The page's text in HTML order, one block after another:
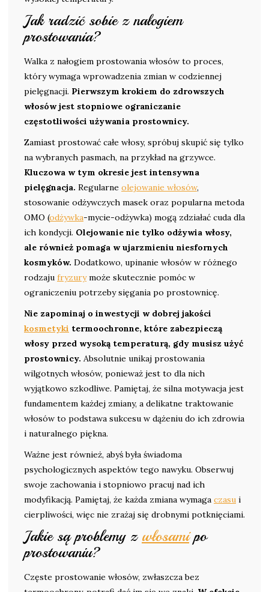
Jak radzić sobie z nałogiem
prostowania?
Walka z nałogiem prostowania włosów to proces,
który wymaga wprowadzenia zmian w codziennej
pielęgnacji. Pierwszym krokiem do zdrowszych
włosów jest stopniowe ograniczanie
częstotliwości używania prostownicy.
Zamiast prostować całe włosy, spróbuj skupić się tylko
na wybranych pasmach, na przykład na grzywce.
Kluczowa w tym okresie jest intensywna
pielęgnacja. Regularne olejowanie włosów,
stosowanie odżywczych masek oraz popularna metoda
OMO (odżywka-mycie-odżywka) mogą zdziałać cuda dla
ich kondycji. Olejowanie nie tylko odżywia włosy,
ale również pomaga w ujarzmieniu niesfornych
kosmyków. Dodatkowo, upinanie włosów w różnego
rodzaju fryzurymoże skutecznie pomóc w
ograniczeniu potrzeby sięgania po prostownicę.
Nie zapominaj o inwestycji w dobrej jakości
kosmetyki termoochronne, które zabezpieczą
włosy przed wysoką temperaturą, gdy musisz użyć
prostownicy. Absolutnie unikaj prostowania
wilgotnych włosów, ponieważ jest to dla nich
wyjątkowo szkodliwe. Pamiętaj, że silna motywacja jest
fundamentem każdej zmiany, a delikatne traktowanie
włosów to podstawa sukcesu w dążeniu do ich zdrowia
i naturalnego piękna.
Ważne jest również, abyś była świadoma
psychologicznych aspektów tego nawyku. Obserwuj
swoje zachowania i stopniowo pracuj nad ich
modyfikacją. Pamiętaj, że każda zmiana wymaga czasu i
cierpliwości, więc nie zrażaj się drobnymi potknięciami.
Jakie są problemy z włosamipo
prostowaniu?
Częste prostowanie włosów, zwłaszcza bez